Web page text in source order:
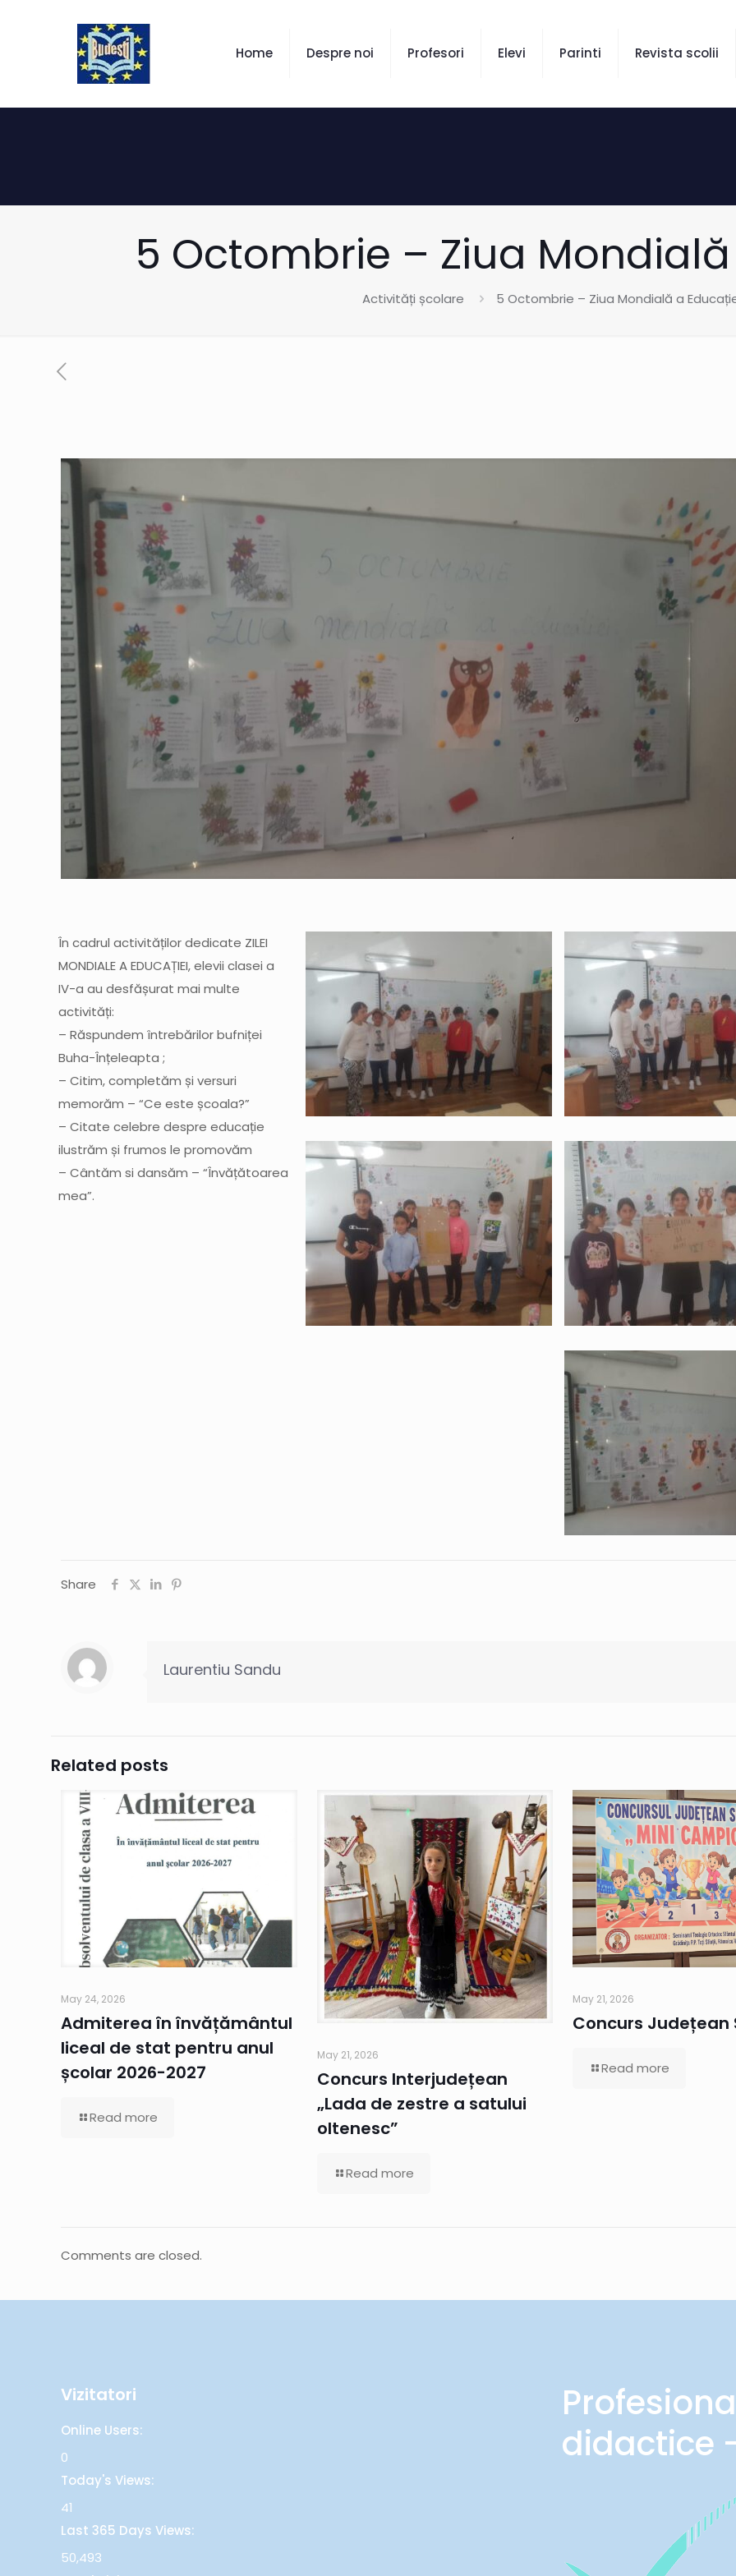
Home Despre noi Profesori Elevi Parinti Revista scolii
5 Octombrie – Ziua
Activități școlare 5 Octombrie – Ziua Mondială a
În cadrul activităților dedicate ZILEI
MONDIALE A EDUCAȚIEI, elevii clasei a
IV-a au desfășurat mai multe
activități:
– Răspundem întrebărilor bufniței
Buha-Înțeleapta ;
– Citim, completăm și versuri
memorăm – “Ce este școala?”
– Citate celebre despre educație
ilustrăm și frumos le promovăm
– Cântăm si dansăm – “Învățătoarea
mea”.
Share
Laurentiu Sandu
Related posts
May 24, 2026
Admiterea în învățământul
liceal de stat pentru anul
școlar 2026-2027
Read more
May 21, 2026
Concurs Interjudețean
„Lada de zestre a satului
oltenesc”
Read more
May 21, 2026
Concurs Județean
Read more
Comments are closed.
Vizitatori
Online Users:
0
Today's Views:
41
Last 365 Days Views:
50,493
didactice -